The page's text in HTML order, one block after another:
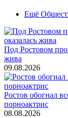
Ещё
Под Ростовом
жива
09.08.2026
Ростов обогнал
порноактрис
08.08.2026